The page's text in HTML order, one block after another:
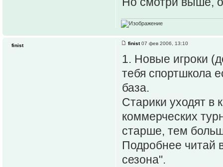
finist07 фев 2006, 13:10
1. Новые игроки
тебя спортшкола
база.
Старики уходят в
коммерческих
старше, тем
Подробнее читай
сезона".
finist